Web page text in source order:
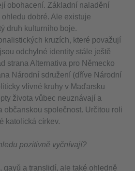
obohacení. Základní naladění
dobré. Ale existuje
druh kulturního boje.
kruzích, které považují
odchylné identity stále ještě
strana Alternativa pro Německo
Národní sdružení (dříve Národní
vlivné kruhy v Maďarsku
života vůbec neuznávají a
občanskou společnost. Určitou roli
katolická církev.
pozitivně vyčnívají?
gayů a translidí, ale také ohledně